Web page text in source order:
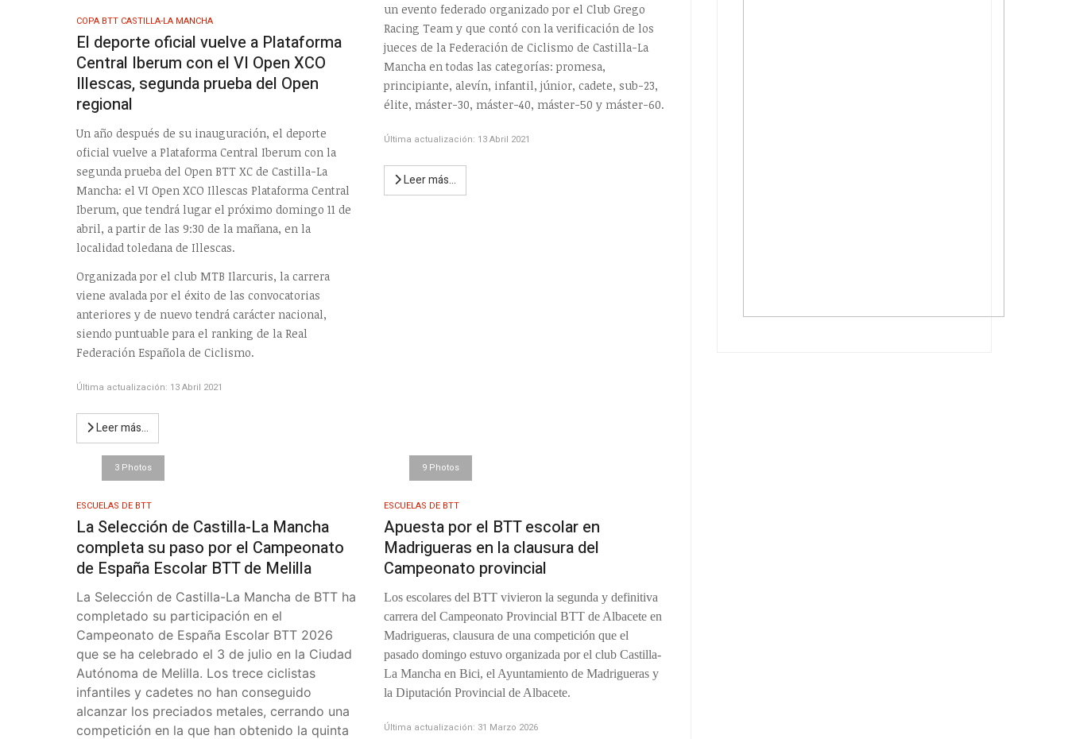
COPA BTT CASTILLA-LA MANCHA
El deporte oficial vuelve a Plataforma
Central Iberum con el VI Open XCO
Illescas, segunda prueba del Open
regional
Un año después de su inauguración, el deporte
oficial vuelve a Plataforma Central Iberum con la
segunda prueba del Open BTT XC de Castilla-La
Mancha: el VI Open XCO Illescas Plataforma Central
Iberum, que tendrá lugar el próximo domingo 11 de
abril, a partir de las 9:30 de la mañana, en la
localidad toledana de Illescas.
Organizada por el club MTB Ilarcuris, la carrera
viene avalada por el éxito de las convocatorias
anteriores y de nuevo tendrá carácter nacional,
siendo puntuable para el ranking de la Real
Federación Española de Ciclismo.
Última actualización: 13 Abril 2021
Leer más…
un evento federado organizado por el Club Grego
Racing Team y que contó con la verificación de los
jueces de la Federación de Ciclismo de Castilla-La
Mancha en todas las categorías: promesa,
principiante, alevín, infantil, júnior, cadete, sub-23,
élite, máster-30, máster-40, máster-50 y máster-60.
Última actualización: 13 Abril 2021
Leer más…
3 Photos
ESCUELAS DE BTT
La Selección de Castilla-La Mancha
completa su paso por el Campeonato
de España Escolar BTT de Melilla
La Selección de Castilla-La Mancha de BTT ha
completado su participación en el
Campeonato de España Escolar BTT 2026
que se ha celebrado el 3 de julio en la Ciudad
Autónoma de Melilla. Los trece ciclistas
infantiles y cadetes no han conseguido
alcanzar los preciados metales, cerrando una
competición en la que han obtenido la quinta
9 Photos
ESCUELAS DE BTT
Apuesta por el BTT escolar en
Madrigueras en la clausura del
Campeonato provincial
Los escolares del BTT vivieron la segunda y definitiva
carrera del Campeonato Provincial BTT de Albacete en
Madrigueras, clausura de una competición que el
pasado domingo estuvo organizada por el club Castilla-
La Mancha en Bici, el Ayuntamiento de Madrigueras y
la Diputación Provincial de Albacete.
Última actualización: 31 Marzo 2026